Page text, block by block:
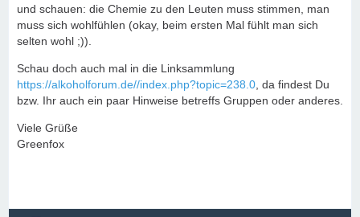
und schauen: die Chemie zu den Leuten muss stimmen, man
muss sich wohlfühlen (okay, beim ersten Mal fühlt man sich
selten wohl ;)).
Schau doch auch mal in die Linksammlung
https://alkoholforum.de//index.php?topic=238.0 , da findest Du
bzw. Ihr auch ein paar Hinweise betreffs Gruppen oder anderes.
Viele Grüße
Greenfox